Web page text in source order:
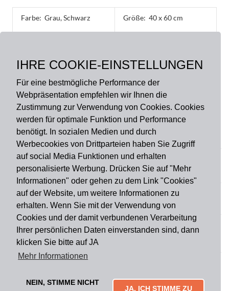
IHRE COOKIE-EINSTELLUNGEN
Für eine bestmögliche Performance der
Webpräsentation empfehlen wir Ihnen die
Zustimmung zur Verwendung von Cookies. Cookies
werden für optimale Funktion und Performance
benötigt. In sozialen Medien und durch
Werbecookies von Drittparteien haben Sie Zugriff
auf social Media Funktionen und erhalten
personalisierte Werbung. Drücken Sie auf "Mehr
Informationen" oder gehen zu dem Link "Cookies"
auf der Website, um weitere Informationen zu
erhalten. Wenn Sie mit der Verwendung von
Cookies und der damit verbundenen Verarbeitung
Ihrer persönlichen Daten einverstanden sind, dann
klicken Sie bitte auf JA
Mehr Informationen
NEIN, STIMME NICHT
JA, ICH STIMME ZU
Farbe: Grau, Schwarz Größe: 40 x 60 cm
Rückseite: PVC
Zahlungsart
Versandart
Du findest uns auch auf
Informationen
Impressum Widerruf
Mytailor croodles